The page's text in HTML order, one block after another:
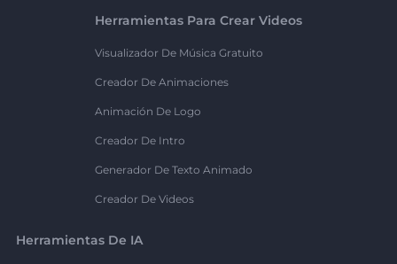
Herramientas Para Crear Videos
Visualizador De Música Gratuito
Creador De Animaciones
Animación De Logo
Creador De Intro
Generador De Texto Animado
Creador De Videos
Herramientas De IA